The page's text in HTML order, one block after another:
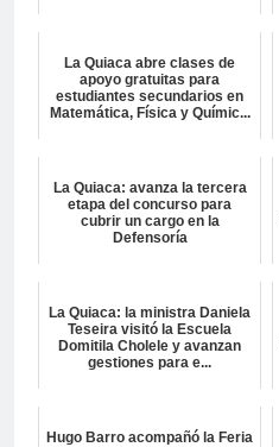
La Quiaca abre clases de
apoyo gratuitas para
estudiantes secundarios en
Matemática, Física y Químic...
La Quiaca: avanza la tercera
etapa del concurso para
cubrir un cargo en la
Defensoría
La Quiaca: la ministra Daniela
Teseira visitó la Escuela
Domitila Cholele y avanzan
gestiones para e...
Hugo Barro acompañó la Feria